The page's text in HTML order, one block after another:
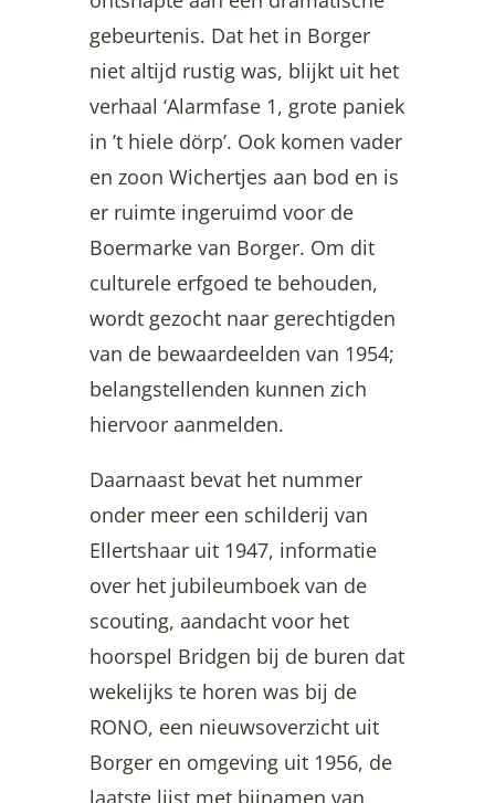
gebeurtenis. Dat het in Borger
niet altijd rustig was, blijkt uit het
verhaal ‘Alarmfase 1, grote paniek
in ’t hiele dörp’. Ook komen vader
en zoon Wichertjes aan bod en is
er ruimte ingeruimd voor de
Boermarke van Borger. Om dit
culturele erfgoed te behouden,
wordt gezocht naar gerechtigden
van de bewaardeelden van 1954;
belangstellenden kunnen zich
hiervoor aanmelden.
Daarnaast bevat het nummer
onder meer een schilderij van
Ellertshaar uit 1947, informatie
over het jubileumboek van de
scouting, aandacht voor het
hoorspel Bridgen bij de buren dat
wekelijks te horen was bij de
RONO, een nieuwsoverzicht uit
Borger en omgeving uit 1956, de
laatste lijst met bijnamen van